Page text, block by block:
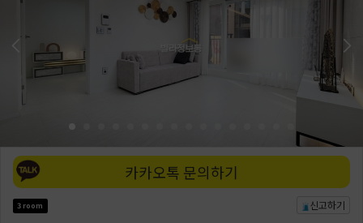
카카오톡 문의하기
신고하기
3 room